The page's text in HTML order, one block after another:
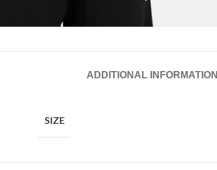
ADDITIONAL INFORMATION
SIZE